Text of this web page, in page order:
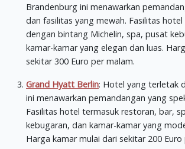
Brandenburg ini menawarkan
dan fasilitas yang mewah. Fasilitas
dengan bintang Michelin, spa, pusat
kamar-kamar yang elegan dan luas.
sekitar 300 Euro per malam.
Grand Hyatt Berlin: Hotel yang terletak
ini menawarkan pemandangan yang
Fasilitas hotel termasuk restoran, bar,
kebugaran, dan kamar-kamar yang
Harga kamar mulai dari sekitar 200 Euro